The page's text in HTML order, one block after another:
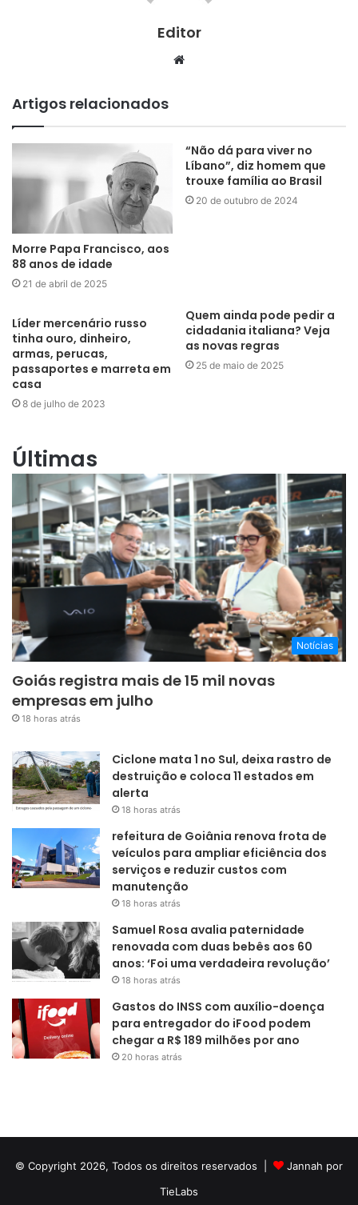
Editor
Website
Artigos relacionados
Morre Papa Francisco, aos
88 anos de idade
21 de abril de 2025
“Não dá para viver no
Líbano”, diz homem que
trouxe família ao Brasil
20 de outubro de 2024
Líder mercenário russo
tinha ouro, dinheiro,
armas, perucas,
passaportes e marreta em
casa
8 de julho de 2023
Quem ainda pode pedir a
cidadania italiana? Veja
as novas regras
25 de maio de 2025
Últimas
Notícias
Goiás registra mais de 15 mil novas
empresas em julho
18 horas atrás
Ciclone mata 1 no Sul, deixa rastro de
destruição e coloca 11 estados em
alerta
18 horas atrás
refeitura de Goiânia renova frota de
veículos para ampliar eficiência dos
serviços e reduzir custos com
manutenção
18 horas atrás
Samuel Rosa avalia paternidade
renovada com duas bebês aos 60
anos: ‘Foi uma verdadeira revolução’
18 horas atrás
Gastos do INSS com auxílio-doença
para entregador do iFood podem
chegar a R$ 189 milhões por ano
20 horas atrás
© Copyright 2026, Todos os direitos reservados |
Jannah por
TieLabs